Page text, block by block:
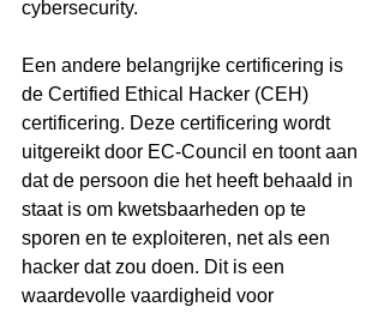
cybersecurity.
Een andere belangrijke certificering is
de Certified Ethical Hacker (CEH)
certificering. Deze certificering wordt
uitgereikt door EC-Council en toont aan
dat de persoon die het heeft behaald in
staat is om kwetsbaarheden op te
sporen en te exploiteren, net als een
hacker dat zou doen. Dit is een
waardevolle vaardigheid voor